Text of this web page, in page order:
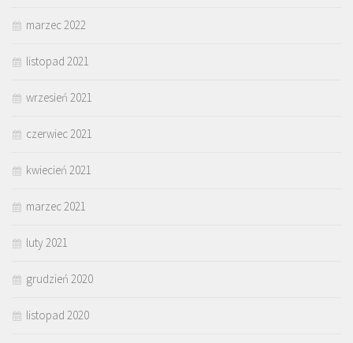
marzec 2022
listopad 2021
wrzesień 2021
czerwiec 2021
kwiecień 2021
marzec 2021
luty 2021
grudzień 2020
listopad 2020